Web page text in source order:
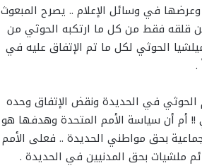
وعرضها في وسائل الإعلام .. يصرح المبعوث
عن قلقه فقط من كل ما ارتكبه الحوثي من
الحوثي لكل ما تم الإتفاق عليه في
.
الحوثي في الحديدة ونقض الإتفاق وحده
!! أم أن سياسة الأمم المتحدة وهدفها هو
بحق مواطني الحديدة .. فعلى الأمم
ملشيات بحق المدنيين في الحديدة .